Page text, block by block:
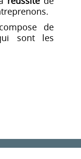
de
sont les